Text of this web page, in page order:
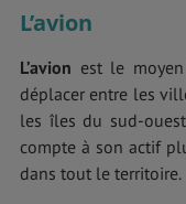
L’avion
L’avion est le
déplacer entre les
les îles du sud-
compte à son actif
dans tout le territoire.